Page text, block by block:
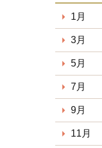
1月
3月
5月
7月
9月
11月